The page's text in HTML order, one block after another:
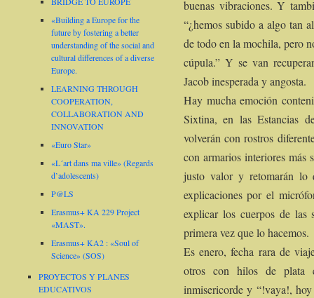
buenas vibraciones. Y
“¿hemos subido a algo tan
de todo en la mochila, pero
cúpula.” Y se van
Jacob inesperada y angosta.
Hay mucha emoción
Sixtina, en las Estancias
volverán con rostros
con armarios interiores más
justo valor y retomarán lo
explicaciones por el
explicar los cuerpos de
primera vez que lo hacemos.
Es enero, fecha rara de
otros con hilos de
inmisericorde y “!vaya!,
«Building a Europe for the
future by fostering a better
understanding of the social and
cultural differences of a diverse
Europe.
LEARNING THROUGH
COOPERATION,
COLLABORATION AND
INNOVATION
«Euro Star»
«L´art dans ma ville» (Regards
d’adolescents)
P@LS
Erasmus+ KA 229 Project
«MAST».
Erasmus+ KA2 : «Soul of
Science» (SOS)
PROYECTOS Y PLANES
EDUCATIVOS